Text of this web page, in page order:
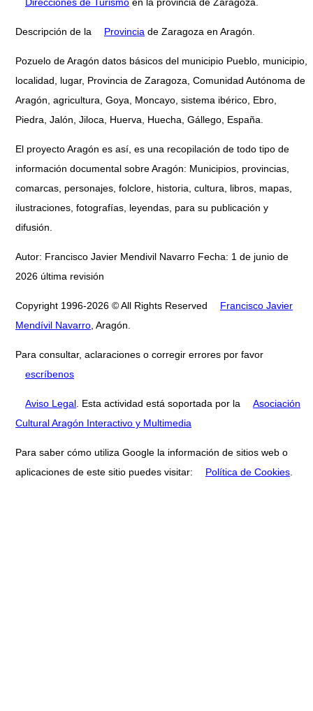
Descripción de la Provincia de Zaragoza en Aragón.
Pozuelo de Aragón datos básicos del municipio Pueblo, municipio,
localidad, lugar, Provincia de Zaragoza, Comunidad Autónoma de
Aragón, agricultura, Goya, Moncayo, sistema ibérico, Ebro,
Piedra, Jalón, Jiloca, Huerva, Huecha, Gállego, España.
El proyecto Aragón es así, es una recopilación de todo tipo de
información documental sobre Aragón: Municipios, provincias,
comarcas, personajes, folclore, historia, cultura, libros, mapas,
ilustraciones, fotografías, leyendas, para su publicación y
difusión.
Autor: Francisco Javier Mendivil Navarro Fecha: 1 de junio de
2026 última revisión
Copyright 1996-2026 © All Rights Reserved
Francisco Javier
Mendívil Navarro , Aragón.
Para consultar, aclaraciones o corregir errores por favor
escríbenos
Aviso Legal . Esta actividad está soportada por la
Asociación
Cultural Aragón Interactivo y Multimedia
Para saber cómo utiliza Google la información de sitios web o
aplicaciones de este sitio puedes visitar:
Política de Cookies